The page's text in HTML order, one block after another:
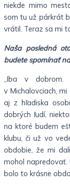
niekde mimo
som tu už párkrát
vrátil. Teraz sa mi
Naša posledná
budete spomínať
„Iba v
v Michalovciach,
aj z hľadiska
dobrých ľudí,
na ktoré budem
klubu, či už vo
obdobie, že mi
mohol napredovať.
bolo to krásne